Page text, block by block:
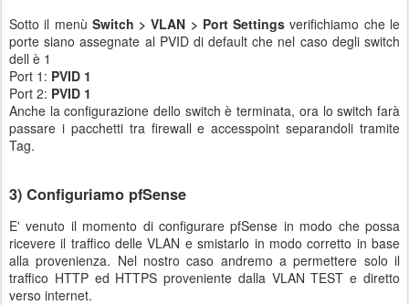
Sotto il menù Switch > VLAN > Port Settings verifichiamo che le
porte siano assegnate al PVID di default che nel caso degli switch
dell è 1
Port 1: PVID 1
Port 2: PVID 1
Anche la configurazione dello switch è terminata, ora lo switch farà
passare i pacchetti tra firewall e accesspoint separandoli tramite
Tag.
3) Configuriamo pfSense
E' venuto il momento di configurare pfSense in modo che possa
ricevere il traffico delle VLAN e smistarlo in modo corretto in base
alla provenienza. Nel nostro caso andremo a permettere solo il
traffico HTTP ed HTTPS proveniente dalla VLAN TEST e diretto
verso internet.